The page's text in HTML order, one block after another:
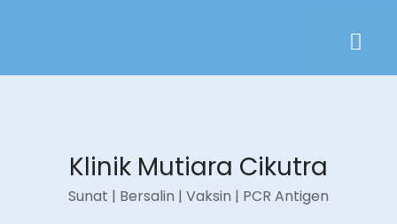
Klinik Mutiara Cikutra
Sunat | Bersalin | Vaksin | PCR Antigen